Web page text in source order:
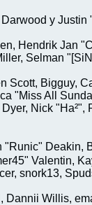
y
Hendrik Jan
Selman
Bigguy,
"Miss All
Nick
Deakin,
Valentin,
snork13,
Willis,